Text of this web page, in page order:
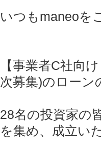
いつもmaneoを
【事業者C社向
次募集)のローン
28名の投資家の
を集め、成立い